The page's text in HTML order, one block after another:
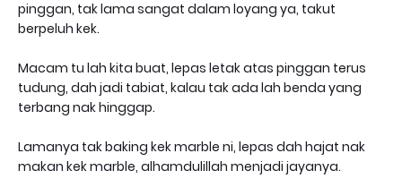
pinggan, tak lama sangat dalam loyang ya, takut
berpeluh kek.
Macam tu lah kita buat, lepas letak atas pinggan terus
tudung, dah jadi tabiat, kalau tak ada lah benda yang
terbang nak hinggap.
Lamanya tak baking kek marble ni, lepas dah hajat nak
makan kek marble, alhamdulillah menjadi jayanya.